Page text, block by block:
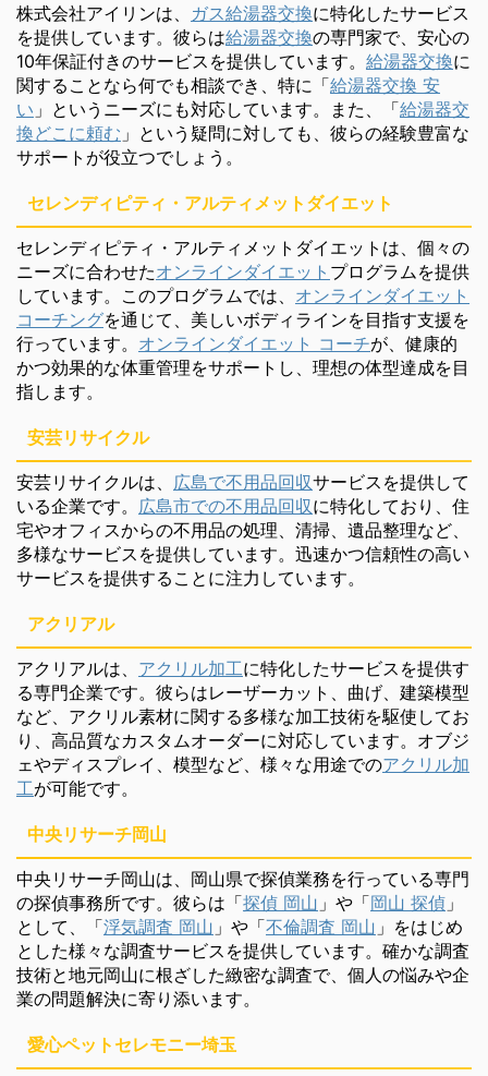
株式会社アイリンは、 ガス給湯器交換に特化したサービス
を提供しています。彼らは給湯器交換の専門家で、安心の
10年保証付きのサービスを提供しています。 給湯器交換に
関することなら何でも相談でき、特に「給湯器交換 安
い 」というニーズにも対応しています。また、「給湯器交
換どこに頼む 」という疑問に対しても、彼らの経験豊富な
サポートが役立つでしょう。
セレンディピティ・アルティメットダイエット
セレンディピティ・アルティメットダイエットは、個々の
ニーズに合わせたオンラインダイエット プログラムを提供
しています。このプログラムでは、 オンラインダイエット
コーチングを通じて、美しいボディラインを目指す支援を
行っています。 オンラインダイエット コーチが、健康的
かつ効果的な体重管理をサポートし、理想の体型達成を目
指します。
安芸リサイクル
安芸リサイクルは、 広島で不用品回収サービスを提供して
いる企業です。 広島市での不用品回収に特化しており、住
宅やオフィスからの不用品の処理、清掃、遺品整理など、
多様なサービスを提供しています。迅速かつ信頼性の高い
サービスを提供することに注力しています。
アクリアル
アクリアルは、 アクリル加工に特化したサービスを提供す
る専門企業です。彼らはレーザーカット、曲げ、建築模型
など、アクリル素材に関する多様な加工技術を駆使してお
り、高品質なカスタムオーダーに対応しています。オブジ
ェやディスプレイ、模型など、様々な用途でのアクリル加
工が可能です。
中央リサーチ岡山
中央リサーチ岡山は、岡山県で探偵業務を行っている専門
の探偵事務所です。彼らは「探偵 岡山 」や「岡山 探偵 」
として、「浮気調査 岡山 」や「不倫調査 岡山 」をはじめ
とした様々な調査サービスを提供しています。確かな調査
技術と地元岡山に根ざした緻密な調査で、個人の悩みや企
業の問題解決に寄り添います。
愛心ペットセレモニー埼玉